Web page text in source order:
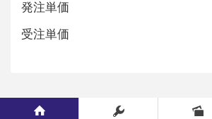
発注単価
受注単価